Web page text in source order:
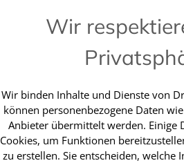
Wir
Wir binden Inhalte und Dienste von
können personenbezogene Daten
Anbieter übermittelt werden. Einige
Cookies, um Funktionen
zu erstellen. Sie entscheiden, welche